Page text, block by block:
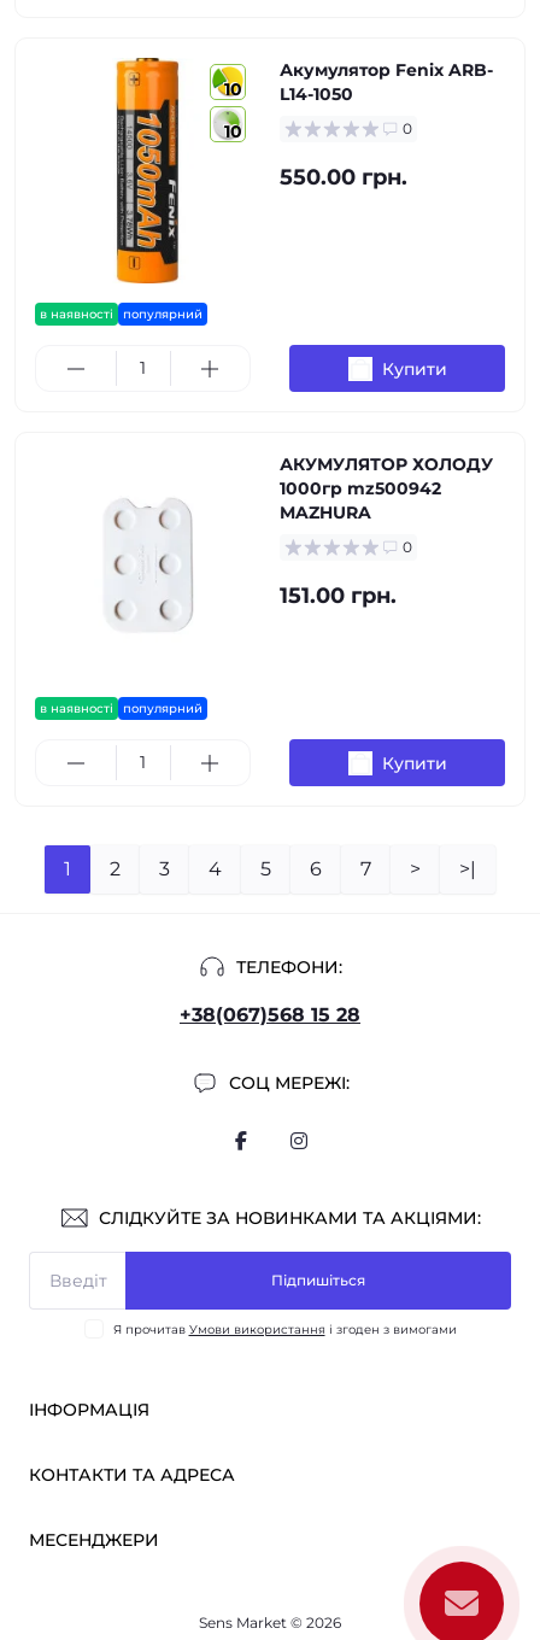
10
10
в наявності популярний
Акумулятор Fenix ARB-
L14-1050
0
550.00 грн.
Купити
в наявності популярний
АКУМУЛЯТОР ХОЛОДУ
1000гр mz500942
MAZHURA
0
151.00 грн.
Купити
1 2 3 4 5 6 7 > >|
ТЕЛЕФОНИ:
+38(067)568 15 28
СОЦ МЕРЕЖІ:
СЛІДКУЙТЕ ЗА НОВИНКАМИ ТА АКЦІЯМИ:
Підпишіться
Я прочитав Умови використання і згоден з вимогами
ІНФОРМАЦІЯ
ОПТ
Про нас
Повернення товару
КОНТАКТИ ТА АДРЕСА
МЕСЕНДЖЕРИ
Sens Market © 2026